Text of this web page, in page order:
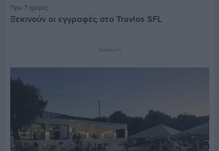
Πριν 7 ημέρες
Ξεκινούν οι εγγραφές στο Travlos SFL
Διαφήμιση